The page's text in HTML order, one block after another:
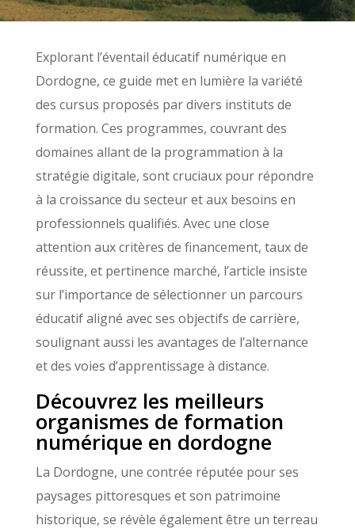
Explorant l’éventail éducatif numérique en
Dordogne, ce guide met en lumière la variété
des cursus proposés par divers instituts de
formation. Ces programmes, couvrant des
domaines allant de la programmation à la
stratégie digitale, sont cruciaux pour répondre
à la croissance du secteur et aux besoins en
professionnels qualifiés. Avec une close
attention aux critères de financement, taux de
réussite, et pertinence marché, l’article insiste
sur l’importance de sélectionner un parcours
éducatif aligné avec ses objectifs de carrière,
soulignant aussi les avantages de l’alternance
et des voies d’apprentissage à distance.
Découvrez les meilleurs
organismes de formation
numérique en dordogne
La Dordogne, une contrée réputée pour ses
paysages pittoresques et son patrimoine
historique, se révèle également être un terreau